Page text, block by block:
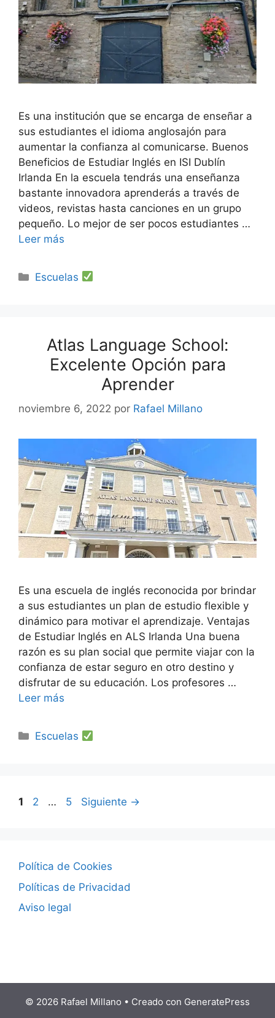
Es una institución que se encarga de enseñar a
sus estudiantes el idioma anglosajón para
aumentar la confianza al comunicarse. Buenos
Beneficios de Estudiar Inglés en ISI Dublín
Irlanda En la escuela tendrás una enseñanza
bastante innovadora aprenderás a través de
videos, revistas hasta canciones en un grupo
pequeño. Lo mejor de ser pocos estudiantes …
Leer más
Categorías
Escuelas
Atlas Language School:
Excelente Opción para
Aprender
noviembre 6, 2022 por Rafael Millano
Es una escuela de inglés reconocida por brindar
a sus estudiantes un plan de estudio flexible y
dinámico para motivar el aprendizaje. Ventajas
de Estudiar Inglés en ALS Irlanda Una buena
razón es su plan social que permite viajar con la
confianza de estar seguro en otro destino y
disfrutar de su educación. Los profesores …
Leer más
Categorías
Escuelas
Página
1 Página
2 … Página
5 Siguiente →
Política de Cookies
Políticas de Privacidad
Aviso legal
© 2026 Rafael Millano • Creado con GeneratePress